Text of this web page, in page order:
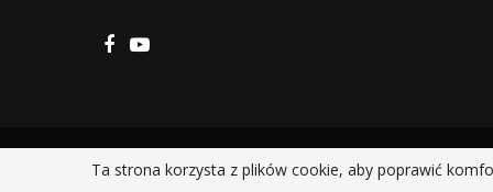
Ta strona korzysta z plików cookie, aby poprawić